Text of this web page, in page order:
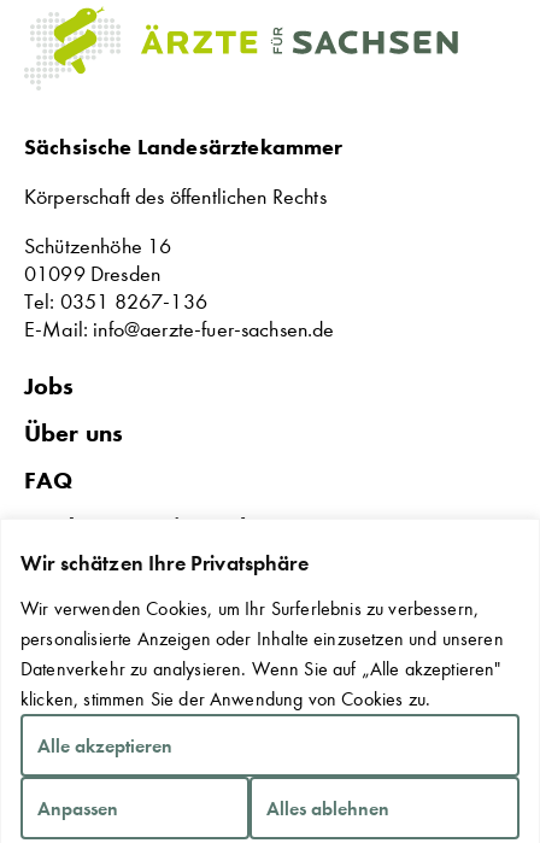
Wir schätzen Ihre Privatsphäre
Wir verwenden Cookies, um Ihr Surferlebnis zu verbessern,
personalisierte Anzeigen oder Inhalte einzusetzen und unseren
Datenverkehr zu analysieren. Wenn Sie auf „Alle akzeptieren"
klicken, stimmen Sie der Anwendung von Cookies zu.
Anpassen Alles ablehnen
Alle akzeptieren
Sächsische Landesärztekammer
Körperschaft des öffentlichen Rechts
Schützenhöhe 16
01099 Dresden
Tel: 0351 8267-136
E-Mail: info@aerzte-fuer-sachsen.de
Jobs
Über uns
FAQ
Förderungen in Sachsen
Datenschutz & Impressum
Erklärung zur Barrierefreiheit
Kontakt
Cookie-Einstellungen
Copyright © 2026 Sächsische Landesärztekammer